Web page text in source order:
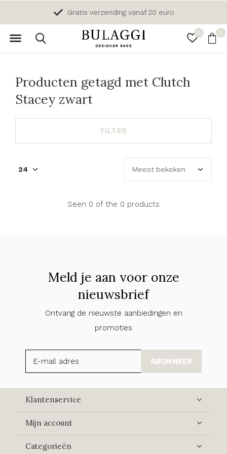
0 0
Gratis verzending vanaf 20 euro
Producten getagd met Clutch
Stacey zwart
FILTER
Seen 0 of the 0 products
Meld je aan voor onze
nieuwsbrief
Ontvang de nieuwste aanbiedingen en
promoties
ABONNEER
Klantenservice
Mijn account
Categorieën